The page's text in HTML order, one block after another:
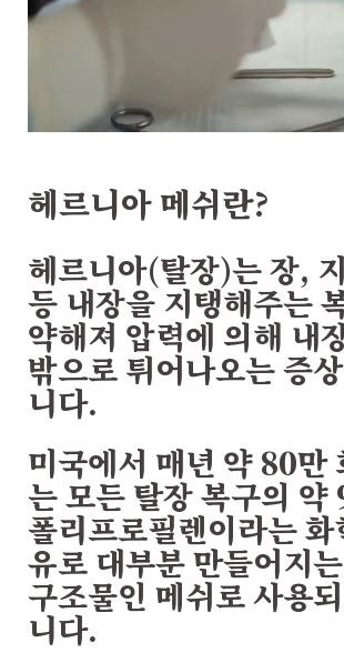
헤르니아 메쉬란?
헤르니아(탈장)는 장,
등 내장을 지탱해주는
약해져 압력에 의해 내
밖으로 튀어나오는 증
니다.
미국에서 매년 약 80만
는 모든 탈장 복구의
폴리프로필렌이라는 화
유로 대부분 만들어지
구조물인 메쉬로 사용
니다.